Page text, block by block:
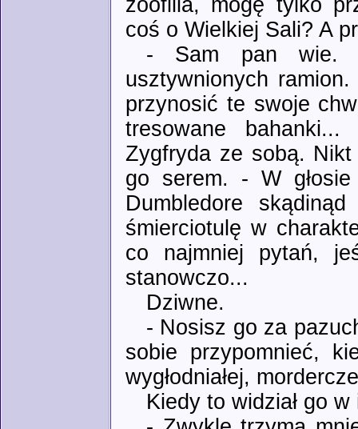
zoofilia, mogę tylko
coś o Wielkiej Sali? A
- Sam pan wie. -
usztywnionych
przynosić te swoje
tresowane
Zygfryda ze sobą. Nikt
go serem. - W głosie
Dumbledore
śmierciotulę w
co najmniej pytań,
stanowczo...
Dziwne.
- Nosisz go za
sobie przypomnieć,
wygłodniałej,
Kiedy to widział go